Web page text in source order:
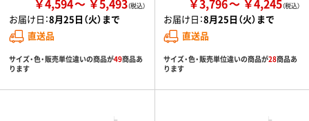
お届け日：8月25日（火）まで
直送品
サイズ・色・販売単位違いの商品が49商品あ
ります
お届け日：8月25日（火）まで
直送品
サイズ・色・販売単位違いの商品が28商品あ
ります